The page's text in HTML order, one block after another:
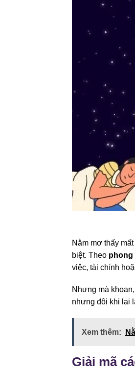
Nằm mơ thấy
biệt. Theo phong
việc, tài chính
Nhưng mà
nhưng đôi khi lại
Xem thêm:
Giải mã